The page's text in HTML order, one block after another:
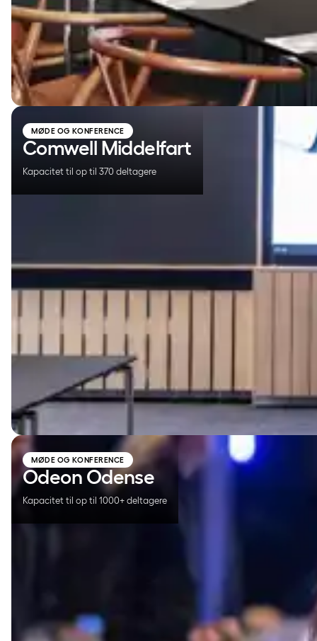
MØDE OG KONFERENCE
Comwell Middelfart
Kapacitet til op til 370 deltagere
Comwell Middelfart
MØDE OG KONFERENCE
Odeon Odense
Kapacitet til op til 1000+ deltagere
Odeon Odense